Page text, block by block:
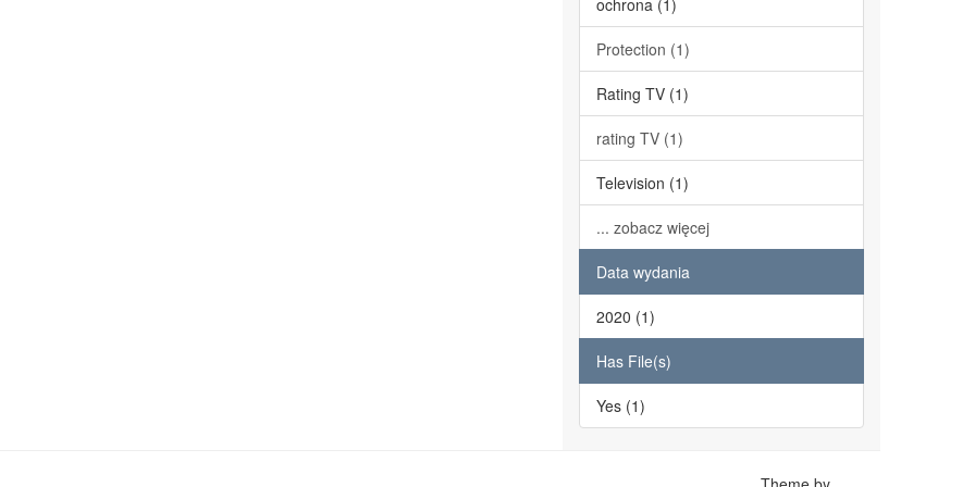
ochrona (1)
Protection (1)
Rating TV (1)
rating TV (1)
Television (1)
... zobacz więcej
Data wydania
2020 (1)
Has File(s)
Yes (1)